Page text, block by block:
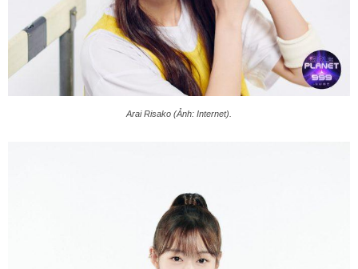
Arai Risako (Ảnh: Internet).